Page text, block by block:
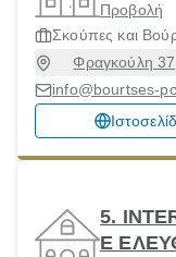
Προβολή
Σκούπες και
Φραγκούλη
info@bourtses-
5.
Ε